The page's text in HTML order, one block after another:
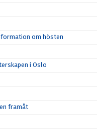
om hösten
i Oslo
framåt